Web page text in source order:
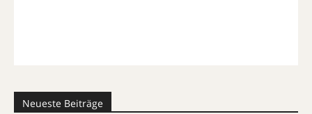
Neueste Beiträge